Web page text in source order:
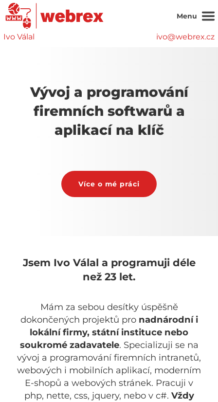
Menu
Ivo Válal ivo@webrex.cz
Vývoj a programování
firemních softwarů a
aplikací na klíč
Více o mé práci
Jsem Ivo Válal a programuji déle
než 23 let.
Mám za sebou desítky úspěšně
dokončených projektů pro nadnárodní i
lokální firmy, státní instituce nebo
soukromé zadavatele. Specializuji se na
vývoj a programování firemních intranetů,
webových i mobilních aplikací, moderním
E-shopů a webových stránek. Pracuji v
php, nette, css, jquery, nebo v c#. Vždy